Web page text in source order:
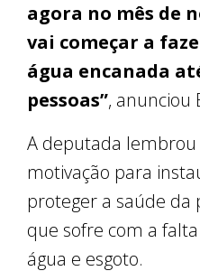
agora no mês de
vai começar a
água encanada
pessoas”, anunciou
A deputada
motivação para
proteger a saúde da
que sofre com a
água e esgoto.